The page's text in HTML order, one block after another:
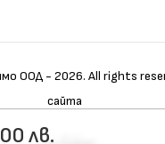
Галерия
лв.
ООД - 2026. All rights
сайта